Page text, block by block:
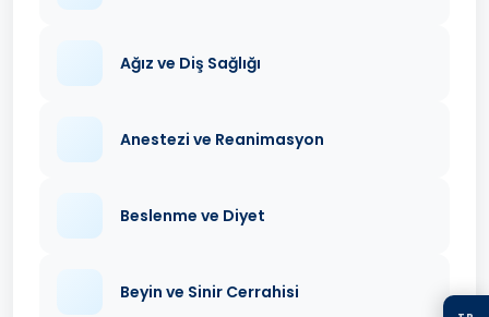
Ağız ve Diş Sağlığı
Anestezi ve Reanimasyon
Beslenme ve Diyet
Beyin ve Sinir Cerrahisi